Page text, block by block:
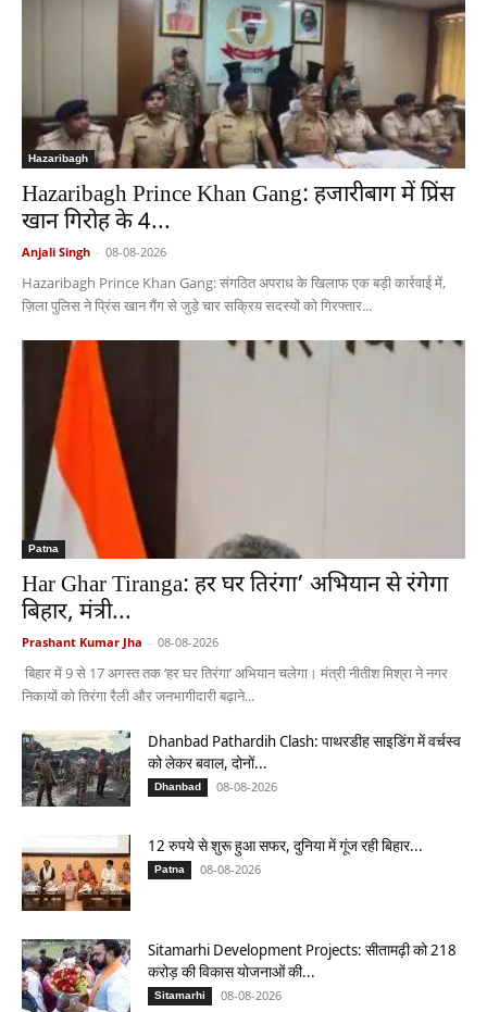
Hazaribagh
Hazaribagh Prince Khan Gang: हजारीबाग में प्रिंस
खान गिरोह के 4...
Anjali Singh - 08-08-2026
Hazaribagh Prince Khan Gang: संगठित अपराध के खिलाफ एक बड़ी कार्रवाई में,
ज़िला पुलिस ने प्रिंस खान गैंग से जुड़े चार सक्रिय सदस्यों को गिरफ्तार...
Patna
Har Ghar Tiranga: हर घर तिरंगा’ अभियान से रंगेगा
बिहार, मंत्री...
Prashant Kumar Jha - 08-08-2026
बिहार में 9 से 17 अगस्त तक ‘हर घर तिरंगा’ अभियान चलेगा। मंत्री नीतीश मिश्रा ने नगर
निकायों को तिरंगा रैली और जनभागीदारी बढ़ाने...
Dhanbad Pathardih Clash: पाथरडीह साइडिंग में वर्चस्व
को लेकर बवाल, दोनों...
Dhanbad 08-08-2026
12 रुपये से शुरू हुआ सफर, दुनिया में गूंज रही बिहार...
Patna 08-08-2026
Sitamarhi Development Projects: सीतामढ़ी को 218
करोड़ की विकास योजनाओं की...
Sitamarhi 08-08-2026